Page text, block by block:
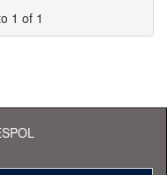
1 of 1